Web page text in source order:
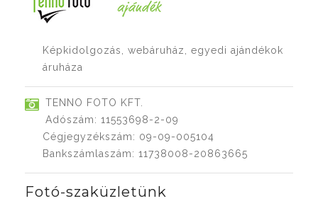
Képkidolgozás, webáruház, egyedi ajándékok
áruháza
TENNO FOTO KFT.
Adószám: 11553698-2-09
Cégjegyzékszám: 09-09-005104
Bankszámlaszám: 11738008-20863665
Fotó-szaküzletünk